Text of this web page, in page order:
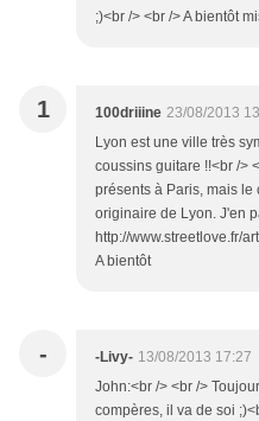
;)<br /> <br /> A bientôt
1 100driiine 23/08/2013
Lyon est une ville très
coussins guitare !!<br />
présents à Paris, mais le
originaire de Lyon. J'en
http://www.streetlove.fr/
A bientôt
- -Livy- 13/08/2013 17:27
John:<br /> <br />
compères, il va de soi